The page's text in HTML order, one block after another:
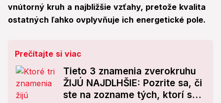
vnútorný kruh a najbližšie vzťahy, pretože kvalita
ostatných ľahko ovplyvňuje ich energetické pole.
Prečítajte si viac
Tieto 3 znamenia zverokruhu
ŽIJÚ NAJDLHŠIE: Pozrite sa, či
ste na zozname tých, ktorí sa